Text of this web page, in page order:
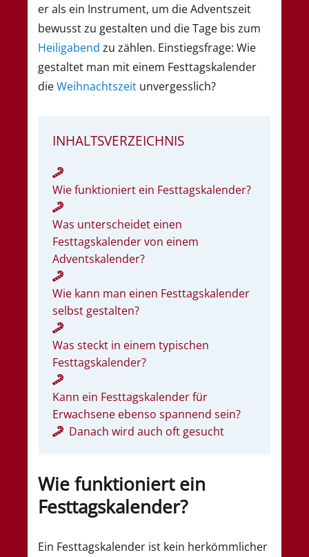
er als ein Instrument, um die Adventszeit
bewusst zu gestalten und die Tage bis zum
Heiligabend zu zählen. Einstiegsfrage: Wie
gestaltet man mit einem Festtagskalender
dieWeihnachtszeit unvergesslich?
INHALTSVERZEICHNIS
Wie funktioniert ein Festtagskalender?
Was unterscheidet einen
Festtagskalender von einem
Adventskalender?
Wie kann man einen Festtagskalender
selbst gestalten?
Was steckt in einem typischen
Festtagskalender?
Kann ein Festtagskalender für
Erwachsene ebenso spannend sein?
Danach wird auch oft gesucht
Wie funktioniert ein
Festtagskalender?
Ein Festtagskalender ist kein herkömmlicher